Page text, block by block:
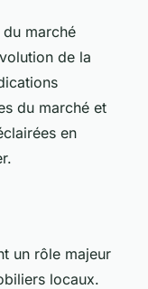
marché
de la
du marché et
en
un rôle majeur
locaux.